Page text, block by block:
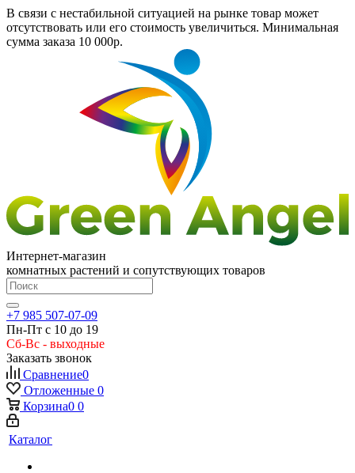
В связи с нестабильной ситуацией на рынке товар может
отсутствовать или его стоимость увеличиться. Минимальная
сумма заказа 10 000р.
Интернет-магазин
комнатных растений и сопутствующих товаров
+7 985 507-07-09
Пн-Пт с 10 до 19
Сб-Вс - выходные
Заказать звонок
Сравнение0
Отложенные 0
Корзина0 0
Каталог